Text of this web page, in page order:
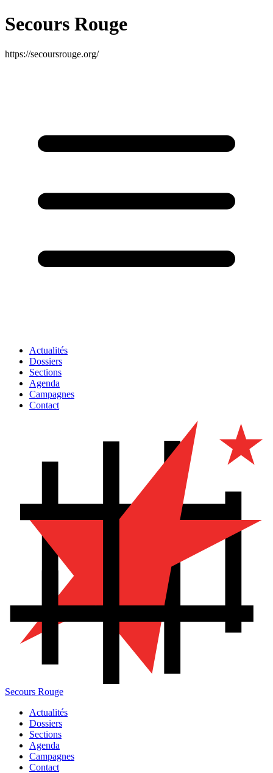
Secours Rouge
https://secoursrouge.org/
Actualités
Dossiers
Sections
Agenda
Campagnes
Contact
Secours Rouge
Actualités
Dossiers
Sections
Agenda
Campagnes
Contact